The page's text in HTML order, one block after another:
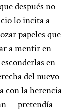
después no
lo incita a
papeles que
a mentir en
en
del nuevo
con la herencia
pretendía